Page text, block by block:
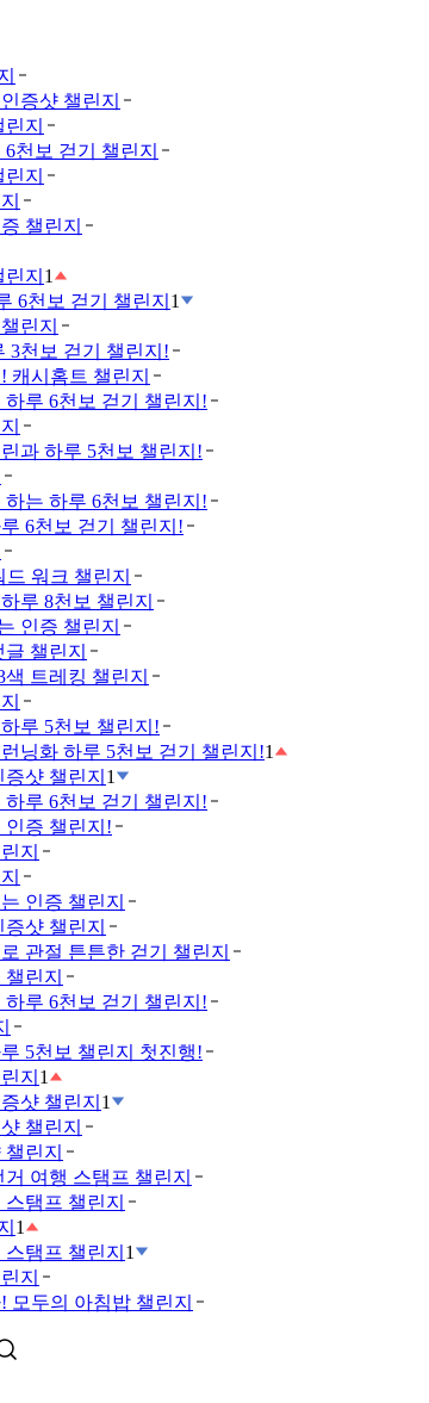
증샷 챌린지
지
천보 걷기 챌린지
지
챌린지
지 1
6천보 걷기 챌린지 1
린지
3천보 걷기 챌린지!
캐시홈트 챌린지
루 6천보 걷기 챌린지!
과 하루 5천보 챌린지!
는 하루 6천보 챌린지!
6천보 걷기 챌린지!
워크 챌린지
루 8천보 챌린지
인증 챌린지
챌린지
트레킹 챌린지
루 5천보 챌린지!
닝화 하루 5천보 걷기 챌린지!1
샷 챌린지 1
루 6천보 걷기 챌린지!
인증 챌린지!
지
인증 챌린지
샷 챌린지
관절 튼튼한 걷기 챌린지
린지
루 6천보 걷기 챌린지!
5천보 챌린지 첫진행!
지 1
샷 챌린지 1
챌린지
린지
여행 스탬프 챌린지
탬프 챌린지
1
탬프 챌린지 1
지
모두의 아침밥 챌린지